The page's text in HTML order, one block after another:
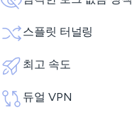
스플릿 터널링
최고 속도
듀얼 VPN